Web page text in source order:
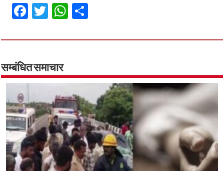
Fa
ce
b
o
o
k
T
wi
tt
er
W
h
at
p
p
ar
सम्बंधित समाचार